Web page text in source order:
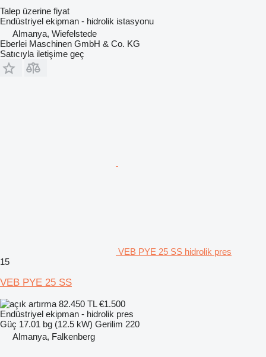
Talep üzerine fiyat
Endüstriyel ekipman - hidrolik istasyonu
Almanya, Wiefelstede
Eberlei Maschinen GmbH & Co. KG
Satıcıyla iletişime geç
VEB PYE 25 SS hidrolik pres
15
VEB PYE 25 SS
82.450 TL€1.500
Endüstriyel ekipman - hidrolik pres
Güç 17.01 bg (12.5 kW) Gerilim 220
Almanya, Falkenberg